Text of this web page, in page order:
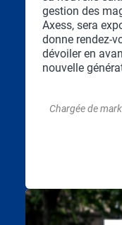
gestion des
Axess, sera
donne rendez-
dévoiler en
nouvelle
Chargée de
Visuel
principal